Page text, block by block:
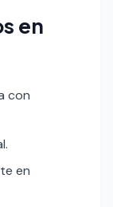
en
con
en